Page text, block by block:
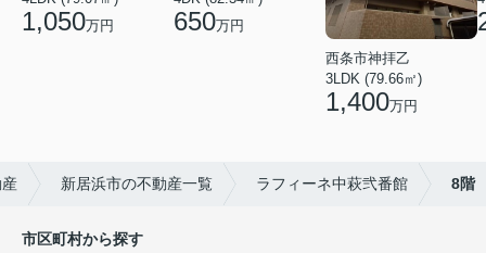
1,050万円 650万円
西条市神拝乙
3LDK (79.66㎡)
1,400万円
新居浜市の不動産一覧 ラフィーネ中萩弐番館 8階
市区町村から探す